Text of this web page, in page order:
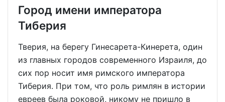
Город имени императора
Тиберия
Тверия, на берегу Гинесарета-Кинерета, один
из главных городов современного Израиля, до
сих пор носит имя римского императора
Тиберия. При том, что роль римлян в истории
евреев была роковой, никому не пришло в